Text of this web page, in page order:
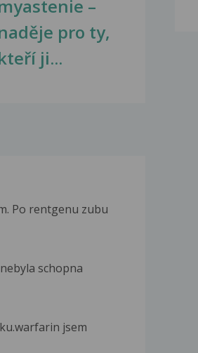
–
pro ty,
ji...
Po rentgenu zubu
schopna
jsem